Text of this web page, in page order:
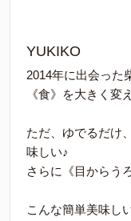
YUKIKO
2014年に出会った
《食》を大きく変
ただ、ゆでるだけ
味しい♪
さらに《目からう
こんな簡単美味し